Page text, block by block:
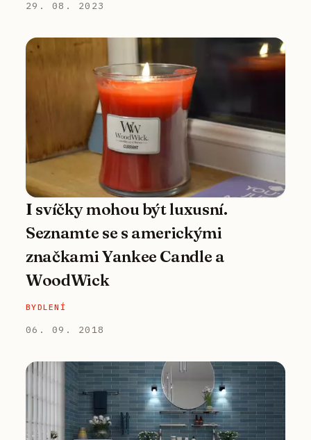
29. 08. 2023
I svíčky mohou být luxusní.
Seznamte se s americkými
značkami Yankee Candle a
WoodWick
BYDLENÍ
06. 09. 2018